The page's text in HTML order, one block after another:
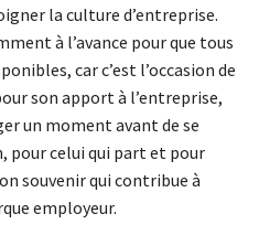
la culture d’entreprise.
à l’avance pour que tous
car c’est l’occasion de
son apport à l’entreprise,
un moment avant de se
pour celui qui part et pour
souvenir qui contribue à
employeur.